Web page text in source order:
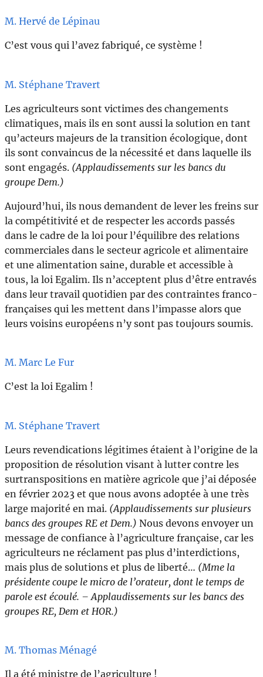
M. Hervé de Lépinau
C’est vous qui l’avez fabriqué, ce système !
M. Stéphane Travert
Les agriculteurs sont victimes des changements
climatiques, mais ils en sont aussi la solution en tant
qu’acteurs majeurs de la transition écologique, dont
ils sont convaincus de la nécessité et dans laquelle ils
sont engagés. (Applaudissements sur les bancs du
groupe Dem.)
Aujourd’hui, ils nous demandent de lever les freins sur
la compétitivité et de respecter les accords passés
dans le cadre de la loi pour l’équilibre des relations
commerciales dans le secteur agricole et alimentaire
et une alimentation saine, durable et accessible à
tous, la loi Egalim. Ils n’acceptent plus d’être entravés
dans leur travail quotidien par des contraintes franco-
françaises qui les mettent dans l’impasse alors que
leurs voisins européens n’y sont pas toujours soumis.
M. Marc Le Fur
C’est la loi Egalim !
M. Stéphane Travert
Leurs revendications légitimes étaient à l’origine de la
proposition de résolution visant à lutter contre les
surtranspositions en matière agricole que j’ai déposée
en février 2023 et que nous avons adoptée à une très
large majorité en mai. (Applaudissements sur plusieurs
bancs des groupes RE et Dem.) Nous devons envoyer un
message de confiance à l’agriculture française, car les
agriculteurs ne réclament pas plus d’interdictions,
mais plus de solutions et plus de liberté… (Mme la
présidente coupe le micro de l’orateur, dont le temps de
parole est écoulé. – Applaudissements sur les bancs des
groupes RE, Dem et HOR.)
M. Thomas Ménagé
Il a été ministre de l’agriculture !